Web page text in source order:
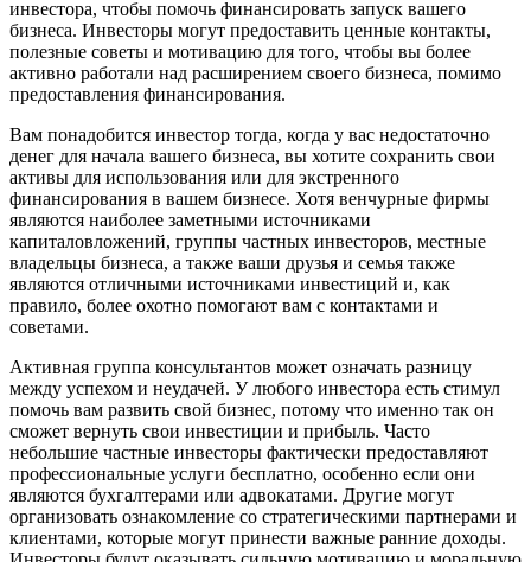
инвестора, чтобы помочь финансировать запуск вашего
бизнеса. Инвесторы могут предоставить ценные контакты,
полезные советы и мотивацию для того, чтобы вы более
активно работали над расширением своего бизнеса, помимо
предоставления финансирования.
Вам понадобится инвестор тогда, когда у вас недостаточно
денег для начала вашего бизнеса, вы хотите сохранить свои
активы для использования или для экстренного
финансирования в вашем бизнесе. Хотя венчурные фирмы
являются наиболее заметными источниками
капиталовложений, группы частных инвесторов, местные
владельцы бизнеса, а также ваши друзья и семья также
являются отличными источниками инвестиций и, как
правило, более охотно помогают вам с контактами и
советами.
Активная группа консультантов может означать разницу
между успехом и неудачей. У любого инвестора есть стимул
помочь вам развить свой бизнес, потому что именно так он
сможет вернуть свои инвестиции и прибыль. Часто
небольшие частные инвесторы фактически предоставляют
профессиональные услуги бесплатно, особенно если они
являются бухгалтерами или адвокатами. Другие могут
организовать ознакомление со стратегическими партнерами и
клиентами, которые могут принести важные ранние доходы.